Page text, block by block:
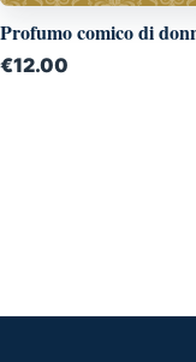
Profumo comico di
€12.00